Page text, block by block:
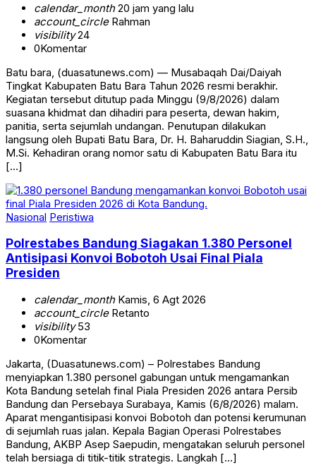
calendar_month20 jam yang lalu
account_circleRahman
visibility24
0Komentar
Batu bara, (duasatunews.com) — Musabaqah Dai/Daiyah
Tingkat Kabupaten Batu Bara Tahun 2026 resmi berakhir.
Kegiatan tersebut ditutup pada Minggu (9/8/2026) dalam
suasana khidmat dan dihadiri para peserta, dewan hakim,
panitia, serta sejumlah undangan. Penutupan dilakukan
langsung oleh Bupati Batu Bara, Dr. H. Baharuddin Siagian, S.H.,
M.Si. Kehadiran orang nomor satu di Kabupaten Batu Bara itu
[…]
Nasional Peristiwa
Polrestabes Bandung Siagakan 1.380 Personel
Antisipasi Konvoi Bobotoh Usai Final Piala
Presiden
calendar_monthKamis, 6 Agt 2026
account_circleRetanto
visibility53
0Komentar
Jakarta, (Duasatunews.com) – Polrestabes Bandung
menyiapkan 1.380 personel gabungan untuk mengamankan
Kota Bandung setelah final Piala Presiden 2026 antara Persib
Bandung dan Persebaya Surabaya, Kamis (6/8/2026) malam.
Aparat mengantisipasi konvoi Bobotoh dan potensi kerumunan
di sejumlah ruas jalan. Kepala Bagian Operasi Polrestabes
Bandung, AKBP Asep Saepudin, mengatakan seluruh personel
telah bersiaga di titik-titik strategis. Langkah […]